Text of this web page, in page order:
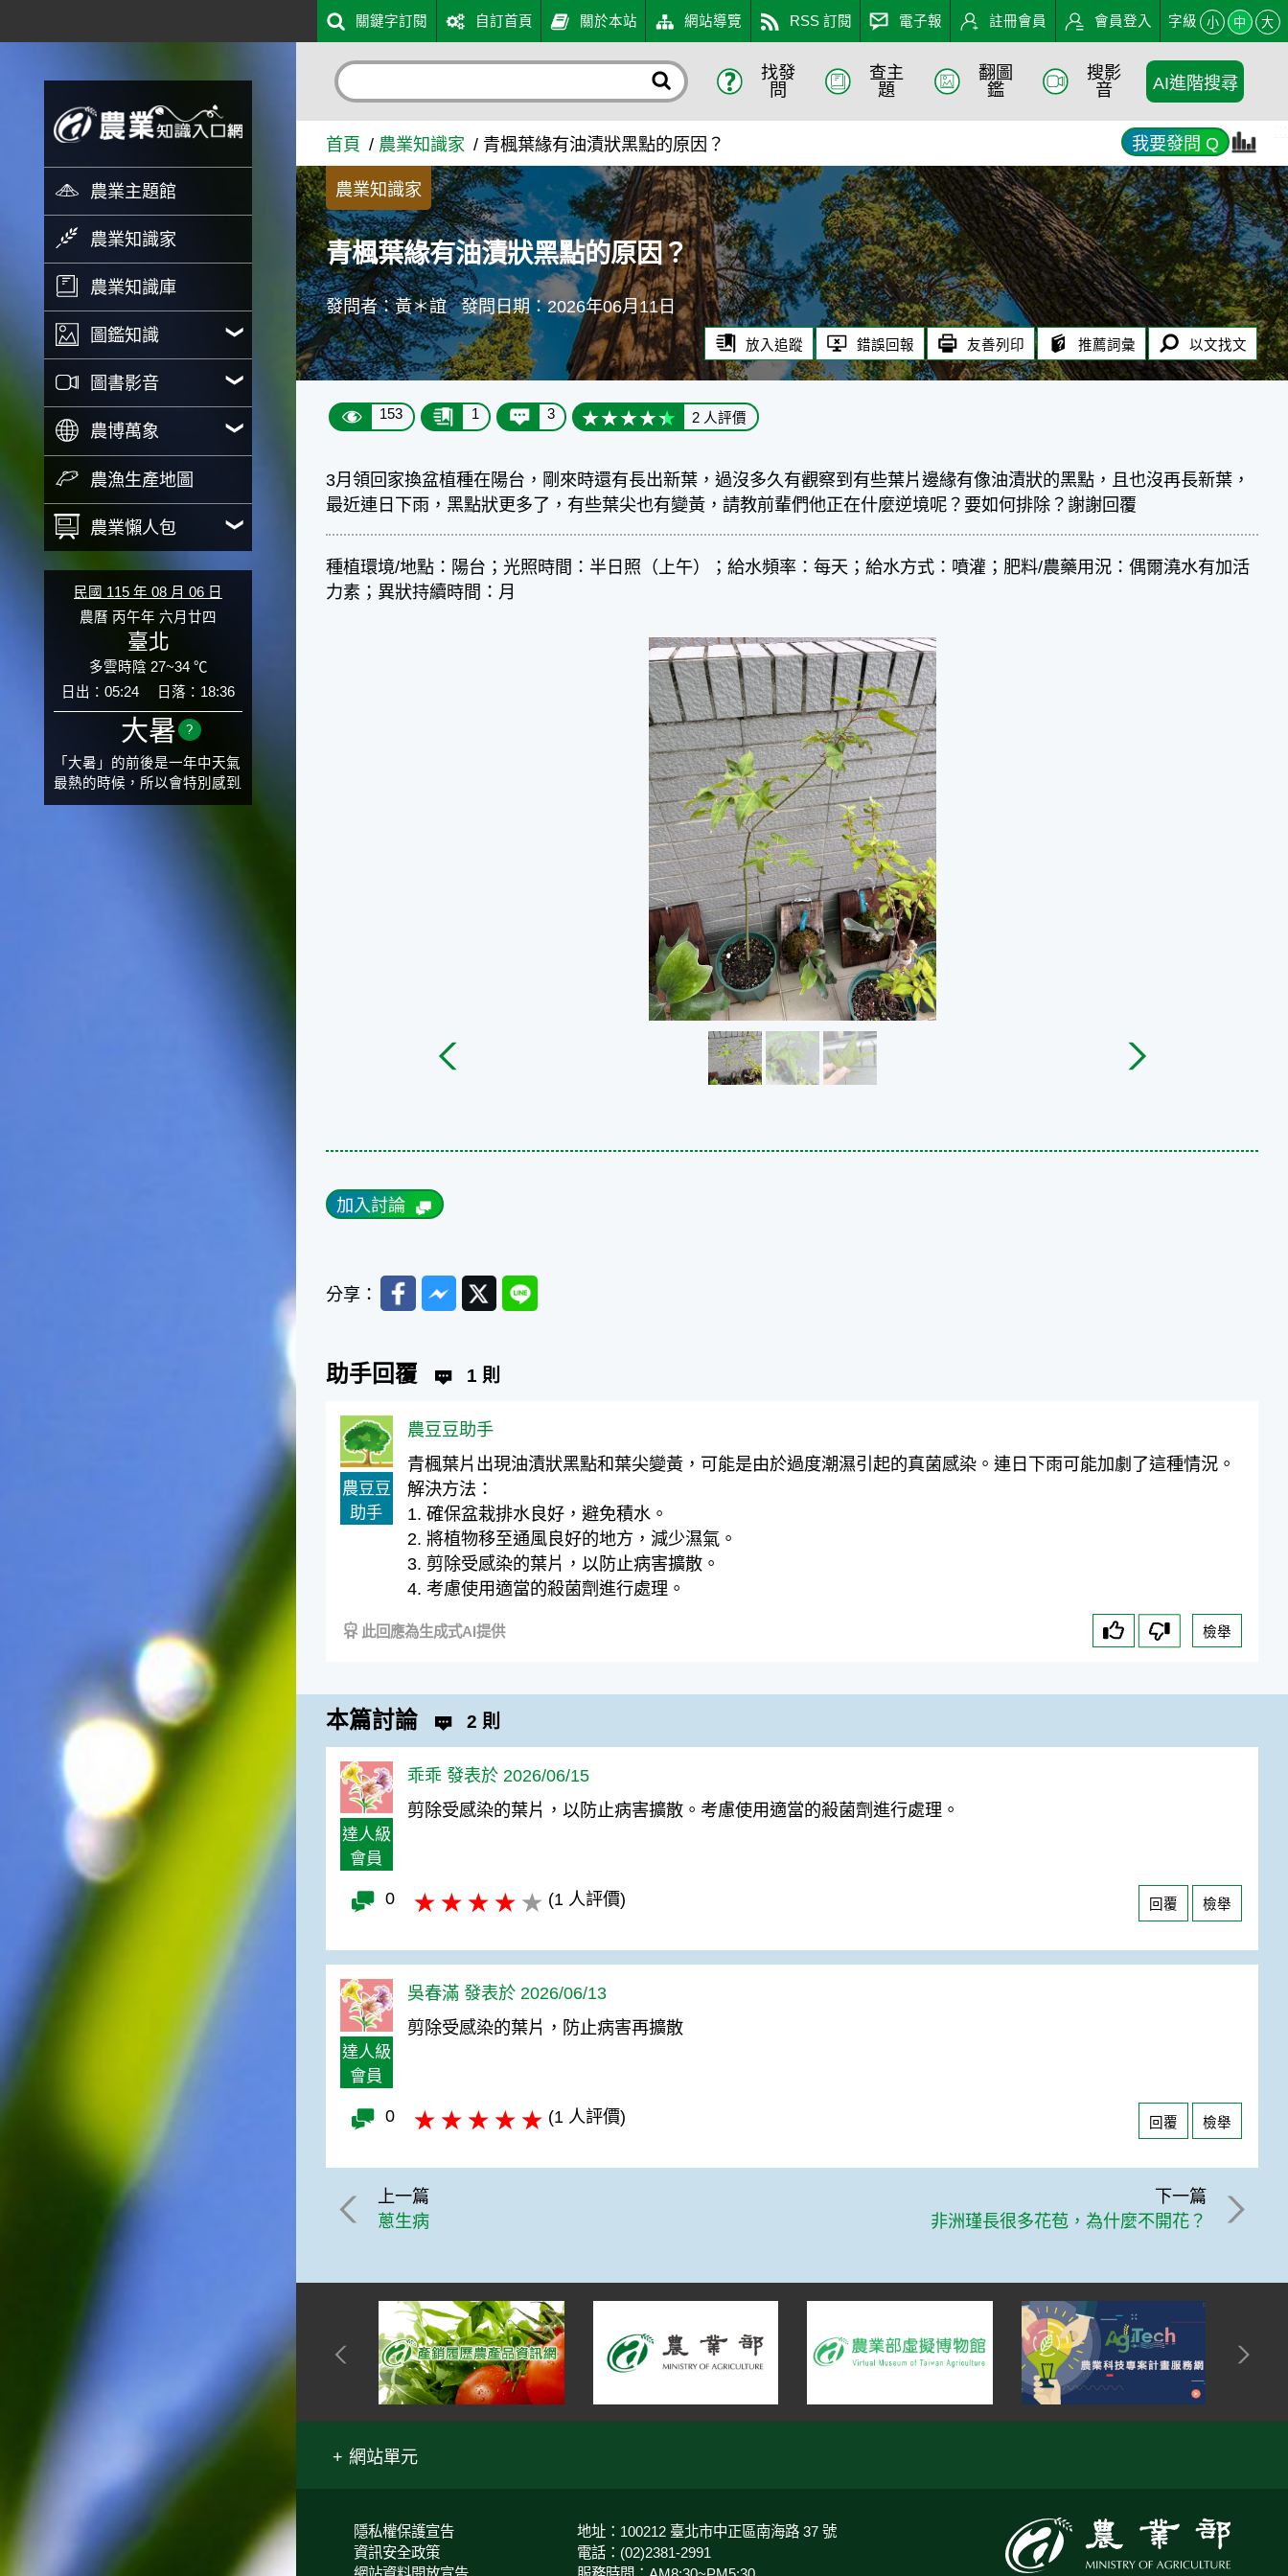
青楓葉緣有油漬狀黑點的原因？ - 農業知識入口網
農業主題館
農業知識家
農業知識庫
圖鑑知識
圖書影音
農博萬象
農漁生產地圖
農業懶人包
民國 115 年 08 月 06 日
農曆 丙午年 六月廿四
臺北
多雲時陰 27~34 ℃
日出：05:24
日落：18:36
大暑 ?
「大暑」的前後是一年中天氣
最熱的時候，所以會特別感到
氣候炙熱難耐。有句俗話「小
生病的喲！☆節氣小園丁有句
甜美，是品嚐的好時機喔！鳳
梨不僅是水果，它也被當成烹
調菜餚時的甜美食材，十分可
口。鳳梨的閩南語發音和「旺
來」雷同，所以也被用來作為
祈求平安吉祥、生意興隆的象
徵。☆節氣生活大暑節氣裡，
重要的民俗節慶首推農曆六月
十五日的「半年節」。由於農
曆六月十五日是全年的一半，
所以在這一天拜完神明後，全
「半年圓」是用糯米磨成粉再
和上紅麵搓成的，大多會煮成
甜食來品嚐，象徵意義是團圓
俗諺的意思是：大暑這一天如
陣雨」這句俗諺的意思是：
關鍵字訂閱 自訂首頁 關於本站 網站導覽 RSS 訂閱 電子報 註冊會員 會員登入 字級 小 中 大
找發
問
查主
題
翻圖
鑑
搜影
音
AI進階搜尋
首頁 農業知識家 青楓葉緣有油漬狀黑點的原因？ 我要發問 Q
農業知識家
青楓葉緣有油漬狀黑點的原因？
發問者：黃＊誼 發問日期：2026年06月11日
放入追蹤 錯誤回報 友善列印 推薦詞彙 以文找文
153 1 3 2 人評價
3月領回家換盆植種在陽台，剛來時還有長出新葉，過沒多久有觀察到有些葉片邊緣有像油漬狀的黑點，且也沒再長新葉，
最近連日下雨，黑點狀更多了，有些葉尖也有變黃，請教前輩們他正在什麼逆境呢？要如何排除？謝謝回覆
種植環境/地點：陽台；光照時間：半日照（上午）；給水頻率：每天；給水方式：噴灌；肥料/農藥用況：偶爾澆水有加活
力素；異狀持續時間：月
加入討論
分享：
FacebookMessenger
TwitterLine
助手回覆 1 則
農豆豆
助手
農豆豆助手
青楓葉片出現油漬狀黑點和葉尖變黃，可能是由於過度潮濕引起的真菌感染。連日下雨可能加劇了這種情況。
解決方法：
1. 確保盆栽排水良好，避免積水。
2. 將植物移至通風良好的地方，減少濕氣。
3. 剪除受感染的葉片，以防止病害擴散。
4. 考慮使用適當的殺菌劑進行處理。
此回應為生成式AI提供 檢舉
本篇討論 2 則
達人級
會員
乖乖 發表於 2026/06/15
剪除受感染的葉片，以防止病害擴散。考慮使用適當的殺菌劑進行處理。
0 (1 人評價) 回覆 檢舉
達人級
會員
吳春滿 發表於 2026/06/13
剪除受感染的葉片，防止病害再擴散
0 (1 人評價) 回覆 檢舉
上一篇
蔥生病
下一篇
非洲瑾長很多花苞，為什麼不開花？
網站單元
隱私權保護宣告
資訊安全政策
地址：100212 臺北市中正區南海路 37 號
電話：(02)2381-2991